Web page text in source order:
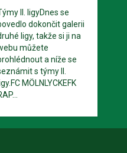
II. ligyDnes se
dokončit galerii
ligy, takže si ji na
můžete
a níže se
s týmy II.
MÖLNLYCKEFK